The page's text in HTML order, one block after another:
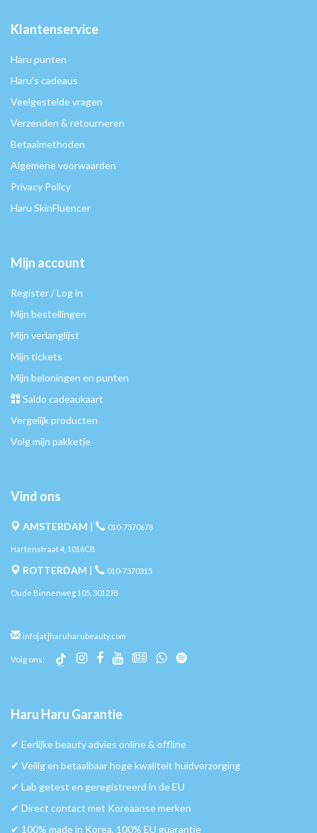
Klantenservice
Haru punten
Haru's cadeaus
Veelgestelde vragen
Verzenden & retourneren
Betaalmethoden
Algemene voorwaarden
Privacy Policy
Haru SkinFluencer
Mijn account
Register / Log in
Mijn bestellingen
Mijn verlanglijst
Mijn tickets
Mijn beloningen en punten
Saldo cadeaukaart
Vergelijk producten
Volg mijn pakketje
Vind ons
AMSTERDAM | 010-7370678
Hartenstraat 4, 1016CB
ROTTERDAM | 010-7370315
Oude Binnenweg 105, 3012JB
info[at]haruharubeauty.com
Volg ons:
Haru Haru Garantie
✔︎ Eerlijke beauty advies online & offline
✔︎ Veilig en betaalbaar hoge kwaliteit huidverzorging
✔︎ Lab getest en geregistreerd in de EU
✔︎ Direct contact met Koreaanse merken
✔︎ 100% made in Korea, 100% EU guarantie